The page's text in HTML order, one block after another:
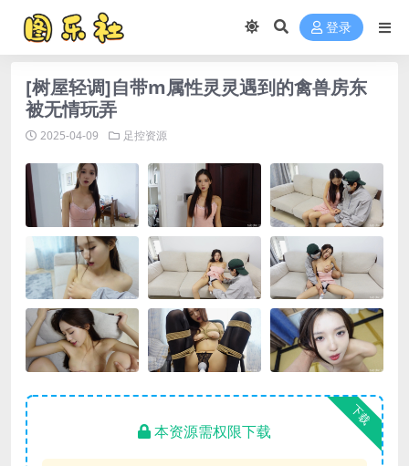
登录
[树屋轻调]自带m属性灵灵遇到的禽兽房东
被无情玩弄
2025-04-09 足控资源
下载
本资源需权限下载